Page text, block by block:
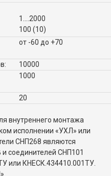
1....2000
100 (10)
от -60 до +70
10000
1000
20
внутреннего монтажа
исполнении «УХЛ» или
СНП268 являются
и соединителей СНП101
или КНЕСК.434410.001ТУ.